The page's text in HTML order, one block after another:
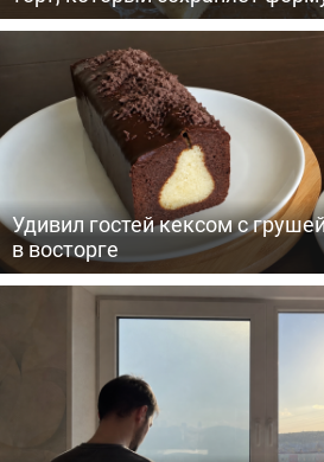
Удивил гостей кексом с
в восторге